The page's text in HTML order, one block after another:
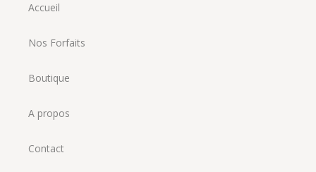
Accueil
Nos Forfaits
Boutique
A propos
Contact